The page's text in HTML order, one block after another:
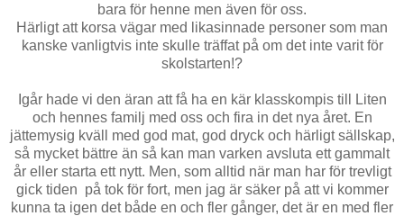
bara för henne men även för oss.
Härligt att korsa vägar med likasinnade personer som man
kanske vanligtvis inte skulle träffat på om det inte varit för
skolstarten!?
Igår hade vi den äran att få ha en kär klasskompis till Liten
och hennes familj med oss och fira in det nya året. En
jättemysig kväll med god mat, god dryck och härligt sällskap,
så mycket bättre än så kan man varken avsluta ett gammalt
år eller starta ett nytt. Men, som alltid när man har för trevligt
gick tiden på tok för fort, men jag är säker på att vi kommer
kunna ta igen det både en och fler gånger, det är en med fler